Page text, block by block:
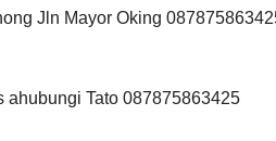
Jln Mayor Oking
ahubungi Tato 087875863425